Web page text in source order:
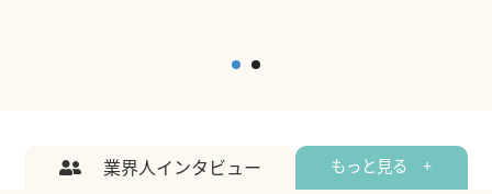
業界人インタビュー もっと見る +